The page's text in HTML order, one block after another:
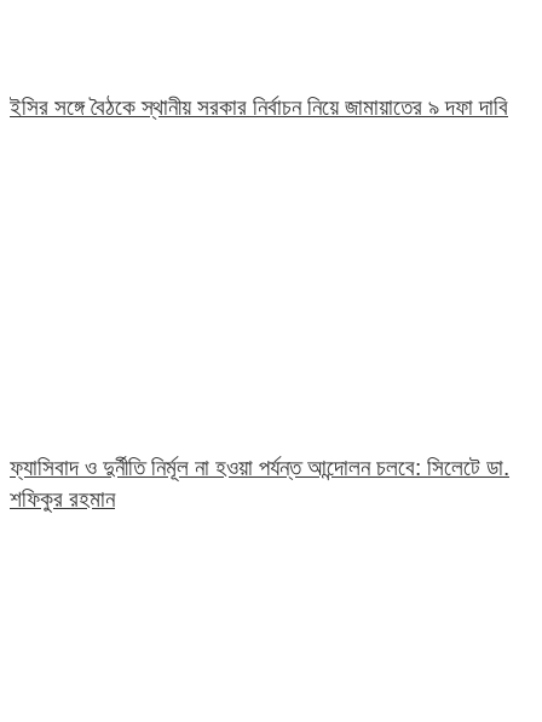
ইসির সঙ্গে বৈঠকে স্থানীয় সরকার নির্বাচন নিয়ে জামায়াতের ৯ দফা দাবি
ফ্যাসিবাদ ও দুর্নীতি নির্মূল না হওয়া পর্যন্ত আন্দোলন চলবে: সিলেটে ডা.
শফিকুর রহমান